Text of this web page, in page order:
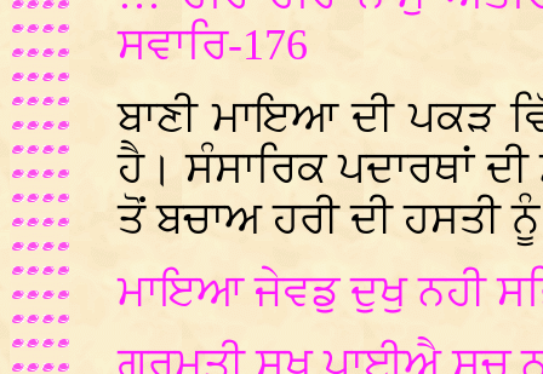
ਸਵਾਰਿ-176
ਬਾਣੀ ਮਾਇਆ ਦੀ ਪਕੜ
ਹੈ। ਸੰਸਾਰਿਕ ਪਦਾਰਥਾਂ
ਤੋਂ ਬਚਾਅ ਹਰੀ ਦੀ ਹਸਤੀ
ਮਾਇਆ ਜੇਵਡੁ ਦੁਖੁ ਨਹੀ
ਗੁਰਮਤੀ ਸੁਖੁ ਪਾਈਐ ਸਚੁ